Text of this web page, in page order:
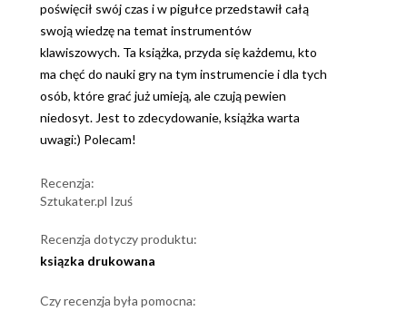
poświęcił swój czas i w pigułce przedstawił całą
swoją wiedzę na temat instrumentów
klawiszowych. Ta książka, przyda się każdemu, kto
ma chęć do nauki gry na tym instrumencie i dla tych
osób, które grać już umieją, ale czują pewien
niedosyt. Jest to zdecydowanie, książka warta
uwagi:) Polecam!
Recenzja:
Sztukater.pl Izuś
Recenzja dotyczy produktu:
ksiązka drukowana
Czy recenzja była pomocna: